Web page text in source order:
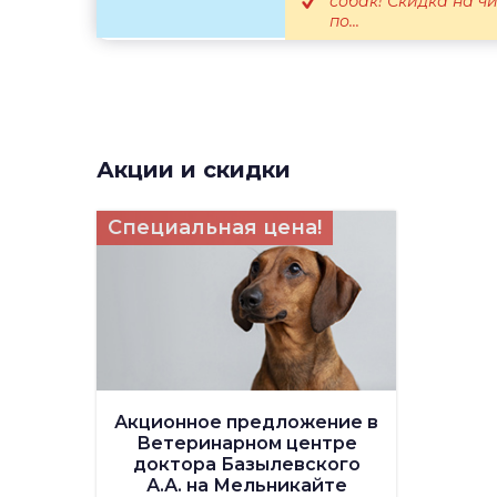
по...
Акции и скидки
Специальная цена!
Акционное предложение в
Ветеринарном центре
доктора Базылевского
А.А. на Мельникайте